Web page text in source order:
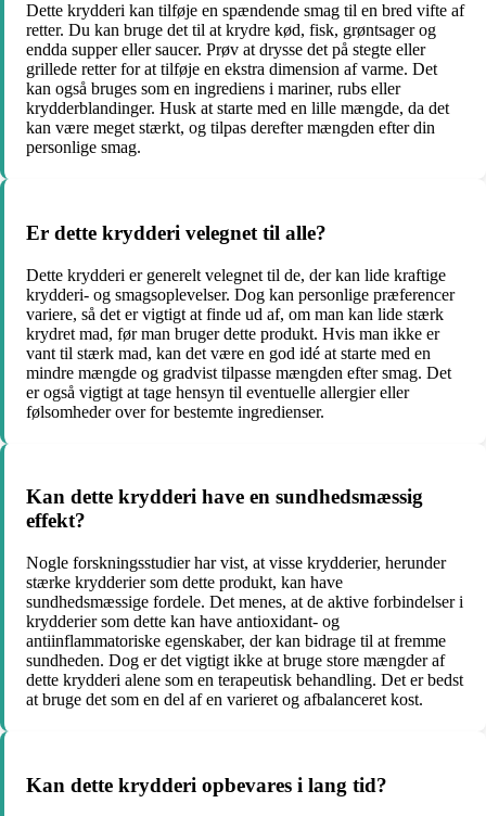
Dette krydderi kan tilføje en spændende smag til en bred vifte af
retter. Du kan bruge det til at krydre kød, fisk, grøntsager og
endda supper eller saucer. Prøv at drysse det på stegte eller
grillede retter for at tilføje en ekstra dimension af varme. Det
kan også bruges som en ingrediens i mariner, rubs eller
krydderblandinger. Husk at starte med en lille mængde, da det
kan være meget stærkt, og tilpas derefter mængden efter din
personlige smag.
Er dette krydderi velegnet til alle?
Dette krydderi er generelt velegnet til de, der kan lide kraftige
krydderi- og smagsoplevelser. Dog kan personlige præferencer
variere, så det er vigtigt at finde ud af, om man kan lide stærk
krydret mad, før man bruger dette produkt. Hvis man ikke er
vant til stærk mad, kan det være en god idé at starte med en
mindre mængde og gradvist tilpasse mængden efter smag. Det
er også vigtigt at tage hensyn til eventuelle allergier eller
følsomheder over for bestemte ingredienser.
Kan dette krydderi have en sundhedsmæssig
effekt?
Nogle forskningsstudier har vist, at visse krydderier, herunder
stærke krydderier som dette produkt, kan have
sundhedsmæssige fordele. Det menes, at de aktive forbindelser i
krydderier som dette kan have antioxidant- og
antiinflammatoriske egenskaber, der kan bidrage til at fremme
sundheden. Dog er det vigtigt ikke at bruge store mængder af
dette krydderi alene som en terapeutisk behandling. Det er bedst
at bruge det som en del af en varieret og afbalanceret kost.
Kan dette krydderi opbevares i lang tid?